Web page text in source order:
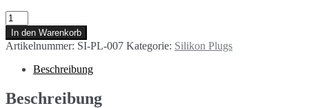
Silikon-
Plug
grün
16mm
Menge
In den Warenkorb
Artikelnummer: SI-PL-007 Kategorie: Silikon Plugs
Beschreibung
Beschreibung